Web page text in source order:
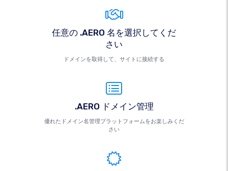
任意の .AERO 名を選択してくだ
さい
ドメインを取得して、サイトに接続する
.AERO ドメイン管理
優れたドメイン名管理プラットフォームをお楽しみくだ
さい